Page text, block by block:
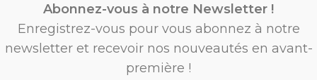
Abonnez-vous à notre Newsletter !
Enregistrez-vous pour vous abonnez à notre
newsletter et recevoir nos nouveautés en avant-
première !